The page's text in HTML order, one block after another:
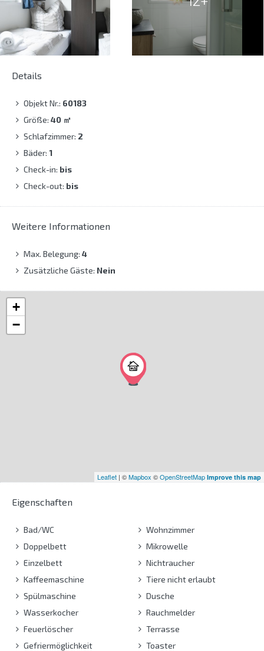
Details
Objekt Nr.: 60183
Größe: 40 ㎡
Schlafzimmer: 2
Bäder: 1
Check-in: bis
Check-out: bis
Weitere Informationen
Max. Belegung: 4
Zusätzliche Gäste: Nein
+
−
Leaflet | ©Mapbox ©OpenStreetMap Improve this map
Eigenschaften
Bad/WC
Doppelbett
Einzelbett
Kaffeemaschine
Spülmaschine
Wasserkocher
Feuerlöscher
Gefriermöglichkeit
Wohnzimmer
Mikrowelle
Nichtraucher
Tiere nicht erlaubt
Dusche
Rauchmelder
Terrasse
Toaster